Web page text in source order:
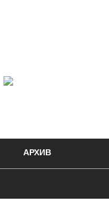
АРХИВ